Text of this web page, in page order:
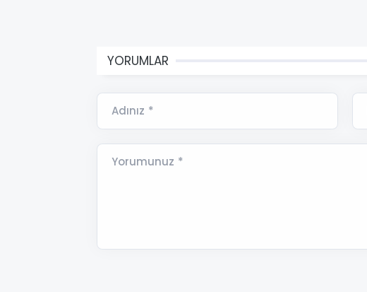
YORUMLAR
Adınız *
Yorumunuz *